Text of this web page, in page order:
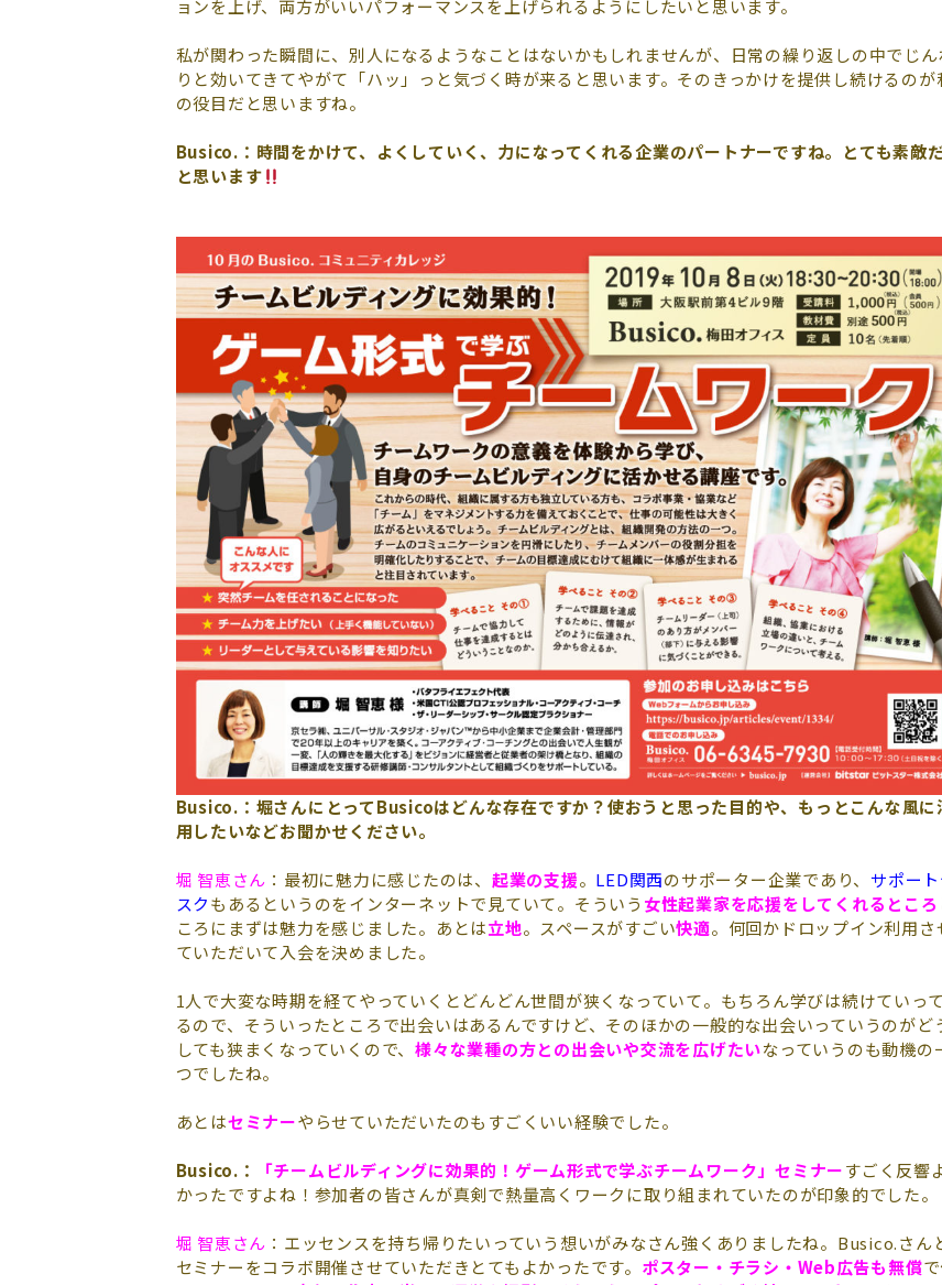
ョンを上げ、両方がいいパフォーマンスを上げられるようにしたいと思います。
私が関わった瞬間に、別人になるようなことはないかもしれませんが、日常の繰り返しの中でじん
りと効いてきてやがて「ハッ」っと気づく時が来ると思います。そのきっかけを提供し続けるのが
の役目だと思いますね。
Busico.：時間をかけて、よくしていく、力になってくれる企業のパートナーですね。とても素敵
と思います
Busico.：堀さんにとってBusicoはどんな存在ですか？使おうと思った目的や、もっとこんな風に
用したいなどお聞かせください。
堀 智恵さん ：最初に魅力に感じたのは、 起業の支援。 LED関西のサポーター企業であり、 サポー
スクもあるというのをインターネットで見ていて。そういう 女性起業家を応援をしてくれるところ
ころにまずは魅力を感じました。あとは立地。スペースがすごい快適。何回かドロップイン利用さ
ていただいて入会を決めました。
1人で大変な時期を経てやっていくとどんどん世間が狭くなっていて。もちろん学びは続けていっ
るので、そういったところで出会いはあるんですけど、そのほかの一般的な出会いっていうのがど
しても狭まくなっていくので、 様々な業種の方との出会いや交流を広げたいなっていうのも動機の
つでしたね。
あとはセミナーやらせていただいたのもすごくいい経験でした。
Busico.： 「チームビルディングに効果的！ゲーム形式で学ぶチームワーク」セミナーすごく反響
かったですよね！参加者の皆さんが真剣で熱量高くワークに取り組まれていたのが印象的でした。
堀 智恵さん ：エッセンスを持ち帰りたいっていう想いがみなさん強くありましたね。Busico.さん
セミナーをコラボ開催させていただきとてもよかったです。 ポスター・チラシ・Web広告も無償